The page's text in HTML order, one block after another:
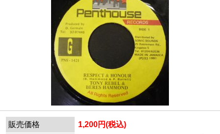
販売価格 1,200円(税込)